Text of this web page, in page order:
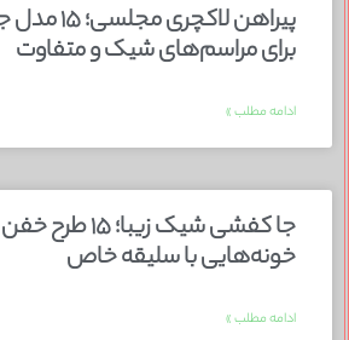
پیراهن
برای مراسم‌های شیک و متفاوت
ادامه مطلب »
جا کفشی شیک
خونه‌هایی با سلیقه خاص
ادامه مطلب »